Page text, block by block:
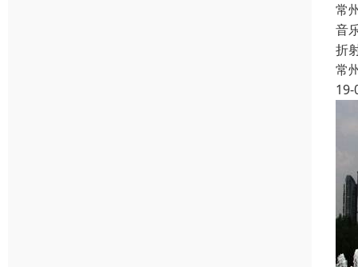
常
音
折
常
19-